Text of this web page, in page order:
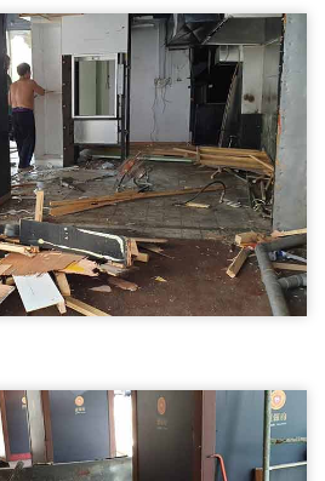
鋼架天花板拆除
花板